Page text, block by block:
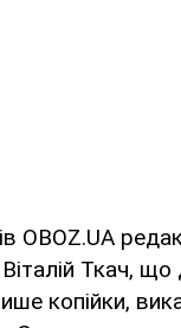
OBOZ.UA
Ткач, що
копійки,